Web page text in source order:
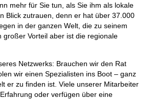
mehr für Sie tun, als Sie ihm als lokale
Blick zutrauen, denn er hat über 37.000
in der ganzen Welt, die zu seinem
großer Vorteil aber ist die regionale
Netzwerks: Brauchen wir den Rat
wir einen Spezialisten ins Boot – ganz
er zu finden ist. Viele unserer Mitarbeiter
oder verfügen über eine